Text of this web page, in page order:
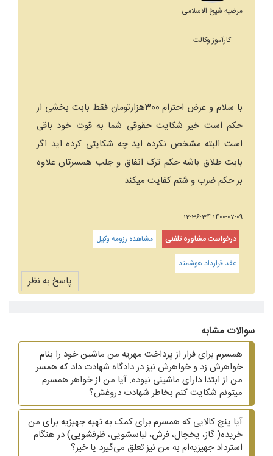
مرضیه شیخ الاسلامی
کارآموز وکالت
با سلام و عرض احترام 300هزارتومان فقط بابت بخشی ار
حکم است خیر شکایت حقوقی شما به قوت خود باقی
است البته مشخص نکرده اید چه شکایتی کرده اید اگر
بابت طلاق باشه حکم ترک انفاق و جلب همسرتان علاوه
بر حکم ضرب و شتم کفایت میکند
1400-07-09 12:36:34
درخواست مشاوره تلفنی
مشاهده رزومه وکیل
عقد قرارداد هوشمند
پاسخ به نظر
سوالات مشابه
همسرم برای فرار از پرداخت مهریه من ماشین خود را بنام
خواهرش زد و خواهرش نیز در دادگاه شهادت داد که همسر
من از ابتدا دارای ماشینی نبوده. آیا من از خواهر همسرم
میتونم شکایت کنم بخاطر شهادت دروغش؟
آیا پنج کالایی که همسرم برای کمک به تهیه جهیزیه برای من
خریده( گاز، یخچال، فرش، لباسشویی، ظرفشویی)‌ در هنگام
استرداد جهیزیه‌ام به من نیز تعلق می‌گیرد یا خیر؟